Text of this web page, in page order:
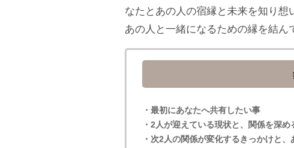
なたとあの人の宿縁と未来を知り
あの人と一緒になるための縁を結ん
・最初にあなたへ共有したい事
・2人が迎えている現状と、関係を深
・次2人の関係が変化するきっかけと